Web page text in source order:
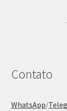
Contato
WhatsApp/